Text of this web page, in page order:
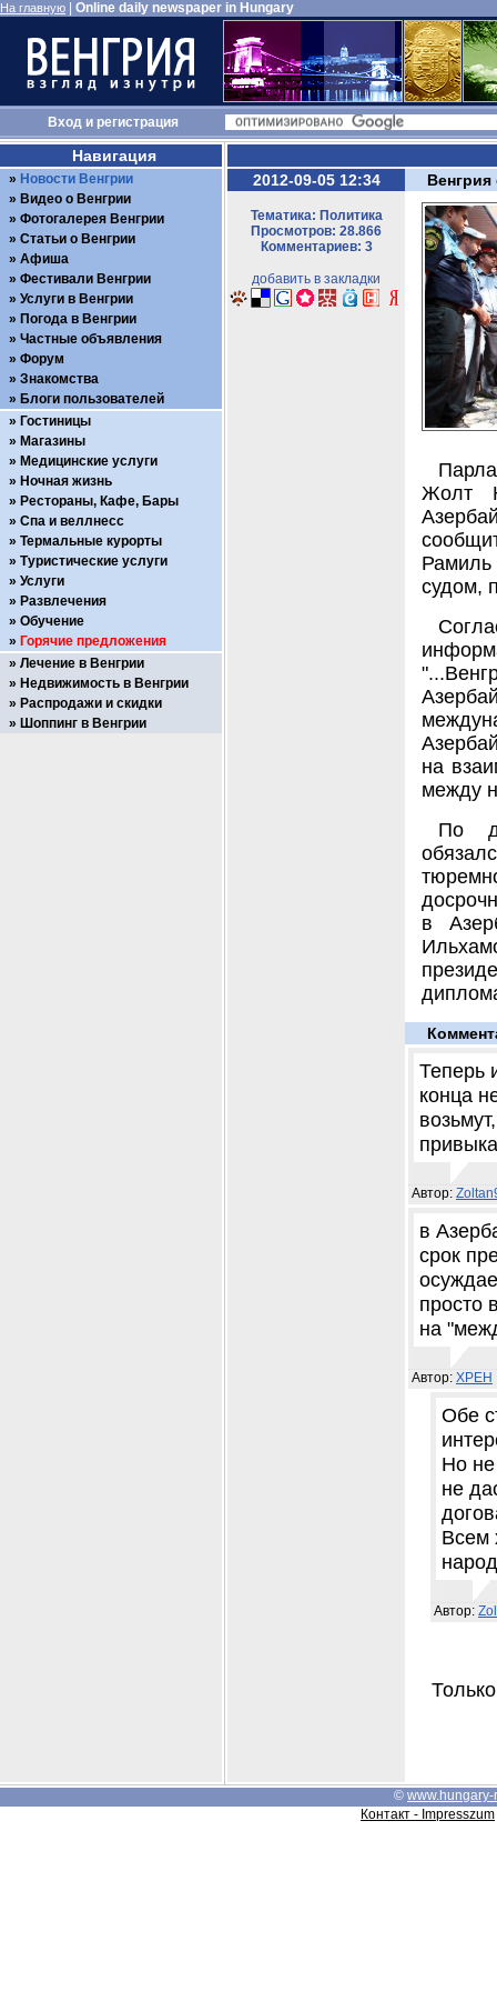
На главную Online daily newspaper in Hungary
Входи регистрация
2012-09-05 12:34
Тематика: Политика
Просмотров: 28.866
Комментариев: 3
добавить в закладки
Жолт
Рамиль
судом,
на
между
По
в
Теперь
конца
Автор:
в
срок
просто
на
Автор: XPEH
Обе
Но
не
Всем
Автор:
Навигация
Новости Венгрии
Видео о Венгрии
Фотогалерея Венгрии
Статьи о Венгрии
Афиша
Фестивали Венгрии
Услуги в Венгрии
Погода в Венгрии
Частные объявления
Форум
Знакомства
Блоги пользователей
Гостиницы
Магазины
Медицинские услуги
Ночная жизнь
Рестораны, Кафе, Бары
Спа и веллнесс
Термальные курорты
Туристические услуги
Услуги
Развлечения
Обучение
Горячие предложения
Лечение в Венгрии
Недвижимость в Венгрии
Распродажи и скидки
Шоппинг в Венгрии
© www.hungary-
Контакт - Impresszum